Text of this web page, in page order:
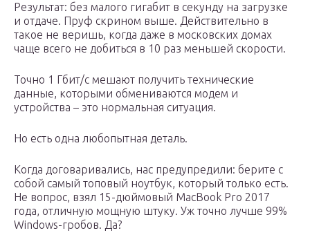
Результат: без малого гигабит в секунду на загрузке
и отдаче. Пруф скрином выше. Действительно в
такое не веришь, когда даже в московских домах
чаще всего не добиться в 10 раз меньшей скорости.
Точно 1 Гбит/с мешают получить технические
данные, которыми обмениваются модем и
устройства – это нормальная ситуация.
Но есть одна любопытная деталь.
Когда договаривались, нас предупредили: берите с
собой самый топовый ноутбук, который только есть.
Не вопрос, взял 15-дюймовый MacBook Pro 2017
года, отличную мощную штуку. Уж точно лучше 99%
Windows-гробов. Да?